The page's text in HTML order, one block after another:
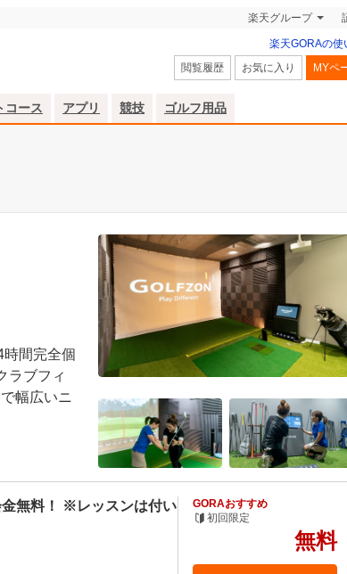
楽天グループ
楽天GORAの使
閲覧履歴
お気に入り MYペ
コース アプリ 競技 ゴルフ用品
間完全個
ラブフィ
幅広いニ
無料！ ※レッスンは付い
GORAおすすめ
初回限定
無料